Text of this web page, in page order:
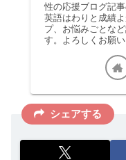
性の応援ブログ記
英語はわりと成績
プ、お悩みごとな
す。よろしくお願い
シェアする